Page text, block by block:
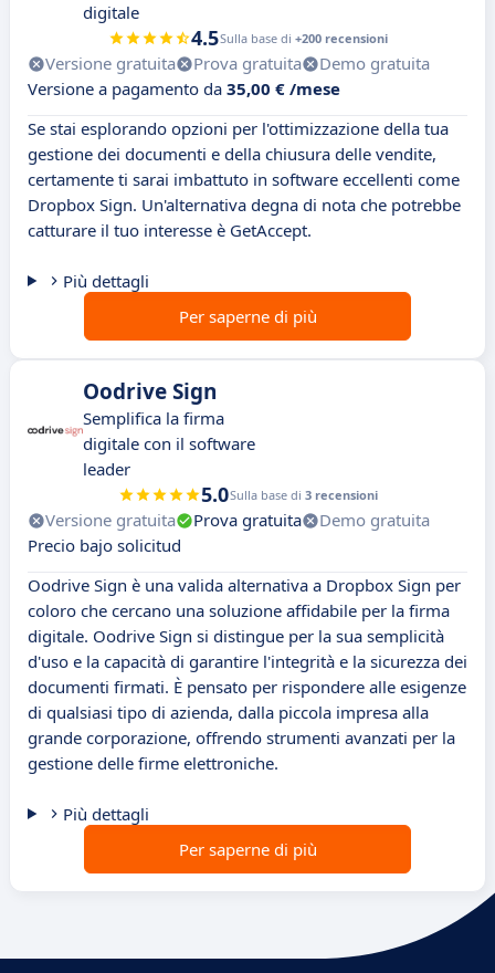
digitale
4.5Sulla base di +200 recensioni
Versione gratuita Prova gratuita
Demo gratuita
Versione a pagamento da 35,00 € /mese
Se stai esplorando opzioni per l'ottimizzazione della tua
gestione dei documenti e della chiusura delle vendite,
certamente ti sarai imbattuto in software eccellenti come
Dropbox Sign. Un'alternativa degna di nota che potrebbe
catturare il tuo interesse è GetAccept.
Più dettagli
Per saperne di più
Oodrive Sign
Semplifica la firma
digitale con il software
leader
5.0Sulla base di 3 recensioni
Versione gratuita Prova gratuita
Demo gratuita
Precio bajo solicitud
Oodrive Sign è una valida alternativa a Dropbox Sign per
coloro che cercano una soluzione affidabile per la firma
digitale. Oodrive Sign si distingue per la sua semplicità
d'uso e la capacità di garantire l'integrità e la sicurezza dei
documenti firmati. È pensato per rispondere alle esigenze
di qualsiasi tipo di azienda, dalla piccola impresa alla
grande corporazione, offrendo strumenti avanzati per la
gestione delle firme elettroniche.
Più dettagli
Per saperne di più